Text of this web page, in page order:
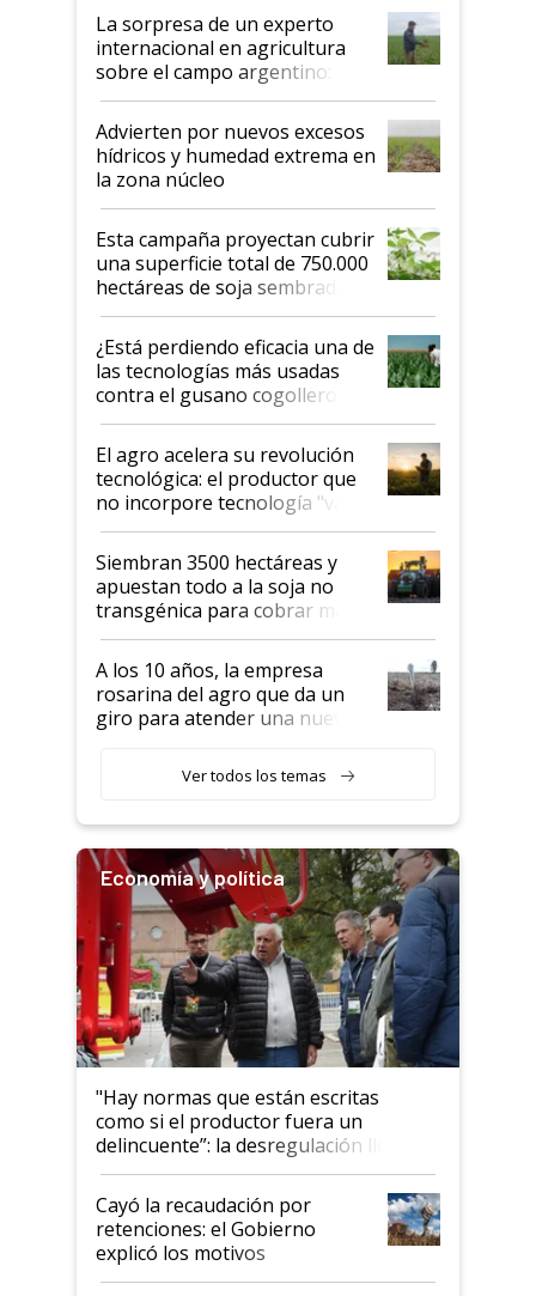
La sorpresa de un experto
internacional en agricultura
sobre el campo argentino:
"Estoy muy impresionado"
Advierten por nuevos excesos
hídricos y humedad extrema en
la zona núcleo
Esta campaña proyectan cubrir
una superficie total de 750.000
hectáreas de soja sembradas
con una nueva generación de
variedades que marcan un
salto tecnológico en genética y
rendimiento
¿Está perdiendo eficacia una de
las tecnologías más usadas
contra el gusano cogollero? El
desafío de una tecnología clave
El agro acelera su revolución
tecnológica: el productor que
no incorpore tecnología "va a
perder el tren"
Siembran 3500 hectáreas y
apuestan todo a la soja no
transgénica para cobrar más
por tonelada: compraron un
semillero
A los 10 años, la empresa
rosarina del agro que da un
giro para atender una nueva
Ver todos los temas
Economía y política
"Hay normas que están escritas
como si el productor fuera un
delincuente”: la desregulación llegó
al Congreso Aapresid y hasta se
habló del financiamiento al IPCVA
Cayó la recaudación por
retenciones: el Gobierno
explicó los motivos